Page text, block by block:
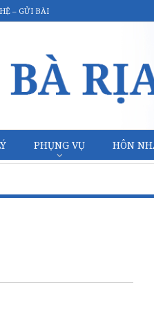
– GỬI BÀI
PHỤNG VỤ HÔN